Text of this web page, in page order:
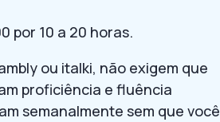
por 10 a 20 horas.
ou italki, não exigem que
proficiência e fluência
semanalmente sem que você